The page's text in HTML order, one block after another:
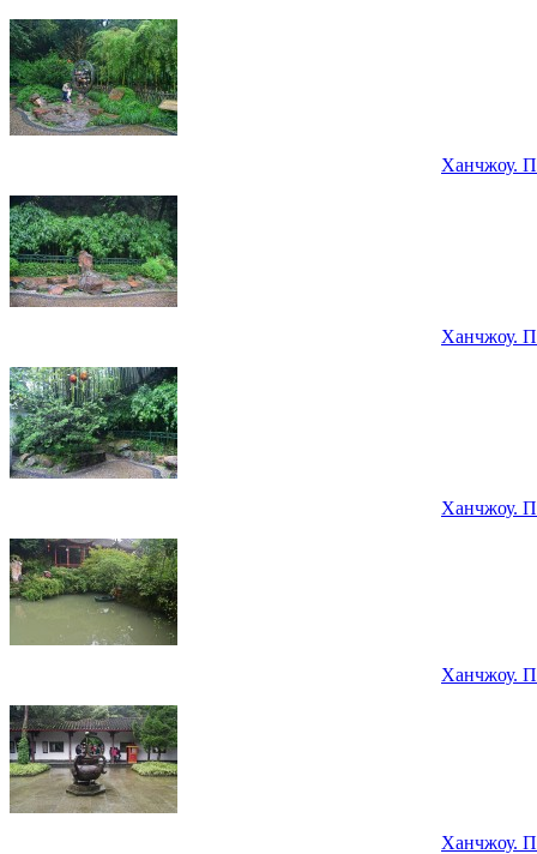
Ханчжоу.
Ханчжоу.
Ханчжоу.
Ханчжоу.
Ханчжоу.